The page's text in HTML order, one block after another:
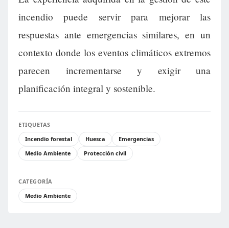
incendio puede servir para mejorar las
respuestas ante emergencias similares, en un
contexto donde los eventos climáticos extremos
parecen incrementarse y exigir una
planificación integral y sostenible.
ETIQUETAS
Incendio forestal
Huesca
Emergencias
Medio Ambiente
Protección civil
CATEGORÍA
Medio Ambiente